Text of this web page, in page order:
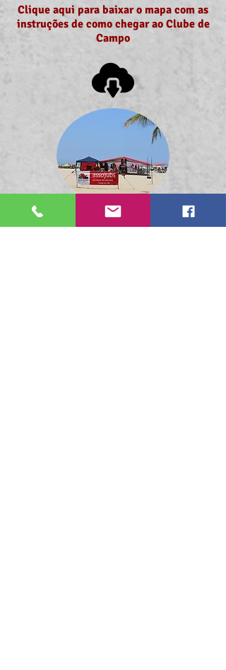
Clique aqui para baixar o mapa com as
instruções de como chegar ao Clube de
Campo
Barraca de Praia